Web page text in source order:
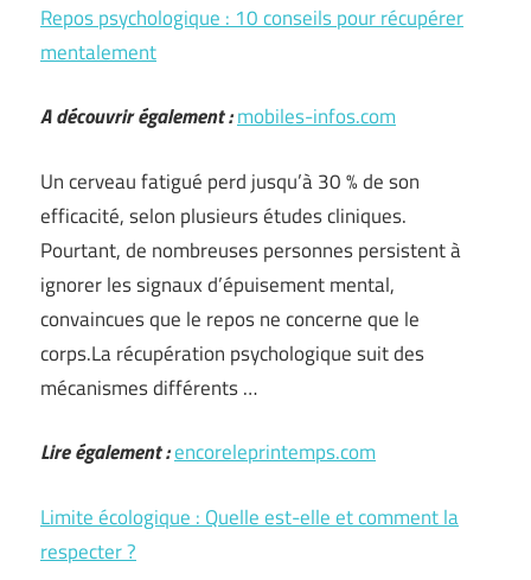
Repos psychologique : 10 conseils pour récupérer
mentalement
A découvrir également :mobiles-infos.com
Un cerveau fatigué perd jusqu’à 30 % de son
efficacité, selon plusieurs études cliniques.
Pourtant, de nombreuses personnes persistent à
ignorer les signaux d’épuisement mental,
convaincues que le repos ne concerne que le
corps.La récupération psychologique suit des
mécanismes différents …
Lire également :encoreleprintemps.com
Limite écologique : Quelle est-elle et comment la
respecter ?